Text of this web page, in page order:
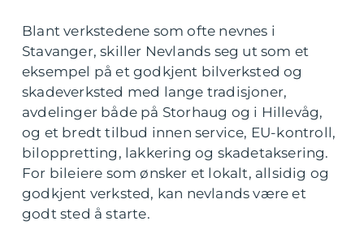
Blant verkstedene som ofte nevnes i
Stavanger, skiller Nevlands seg ut som et
eksempel på et godkjent bilverksted og
skadeverksted med lange tradisjoner,
avdelinger både på Storhaug og i Hillevåg,
og et bredt tilbud innen service, EU-kontroll,
biloppretting, lakkering og skadetaksering.
For bileiere som ønsker et lokalt, allsidig og
godkjent verksted, kan nevlands være et
godt sted å starte.